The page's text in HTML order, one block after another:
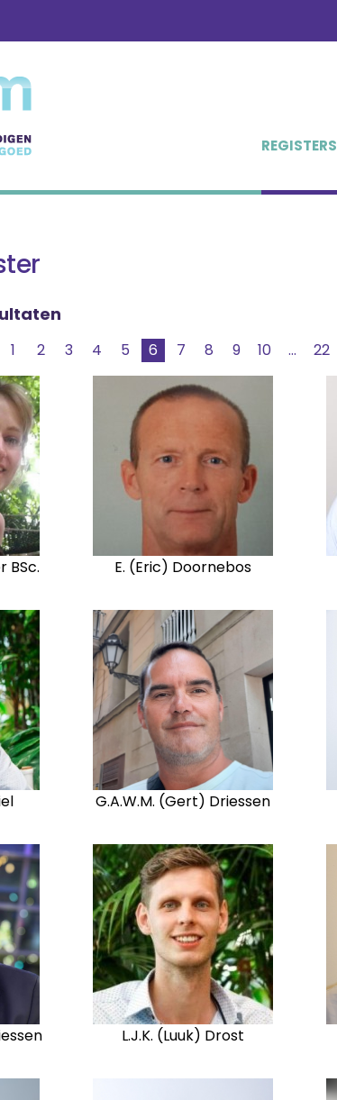
REGISTERS
1 2 3 4 5 6 7 8 9 10 ... 22
BSc. E. (Eric) Doornebos
G.A.W.M. (Gert) Driessen
L.J.K. (Luuk) Drost